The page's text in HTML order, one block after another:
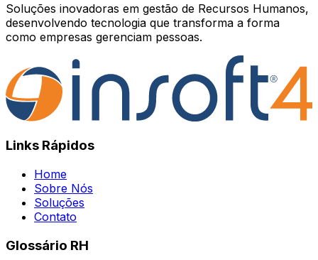
Soluções inovadoras em gestão de Recursos Humanos,
desenvolvendo tecnologia que transforma a forma
como empresas gerenciam pessoas.
Links Rápidos
Home
Sobre Nós
Soluções
Contato
Glossário RH